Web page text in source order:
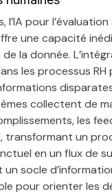
l’IA pour
une capacité
la donnée.
les processus RH
collectent de
les
transformant un
en un flux de
socle
pour orienter les